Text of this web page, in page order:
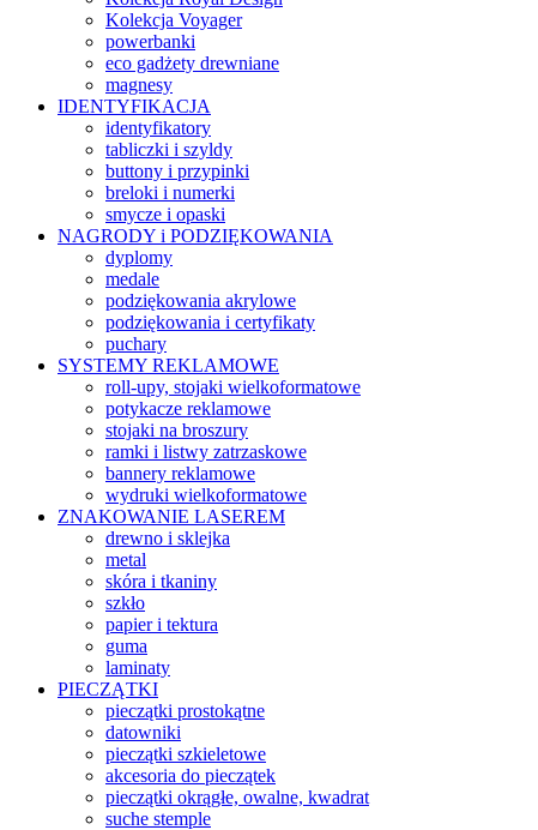
Kolekcja Voyager
powerbanki
eco gadżety drewniane
magnesy
IDENTYFIKACJA
identyfikatory
tabliczki i szyldy
buttony i przypinki
breloki i numerki
smycze i opaski
NAGRODY i PODZIĘKOWANIA
dyplomy
medale
podziękowania akrylowe
podziękowania i certyfikaty
puchary
SYSTEMY REKLAMOWE
roll-upy, stojaki wielkoformatowe
potykacze reklamowe
stojaki na broszury
ramki i listwy zatrzaskowe
bannery reklamowe
wydruki wielkoformatowe
ZNAKOWANIE LASEREM
drewno i sklejka
metal
skóra i tkaniny
szkło
papier i tektura
guma
laminaty
PIECZĄTKI
pieczątki prostokątne
datowniki
pieczątki szkieletowe
akcesoria do pieczątek
pieczątki okrągłe, owalne, kwadrat
suche stemple